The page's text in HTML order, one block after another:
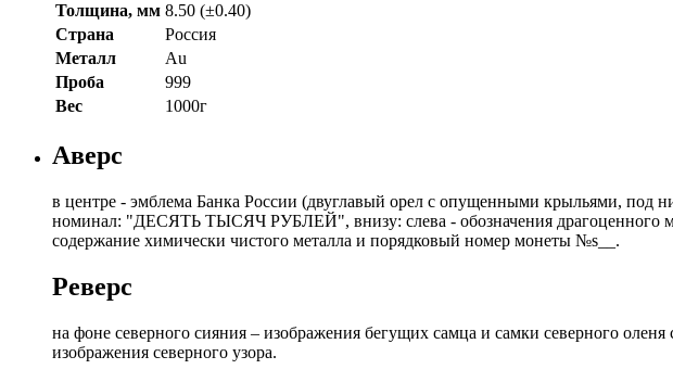
Толщина, мм 8.50 (±0.40)
Страна
Россия
Металл
Au
Проба
999
Вес
1000г
Аверс
в центре - эмблема Банка России (двуглавый орел с опущенными крыльями,
номинал: "ДЕСЯТЬ ТЫСЯЧ РУБЛЕЙ", внизу: слева - обозначения драгоценного
содержание химически чистого металла и порядковый номер монеты №s__.
Реверс
на фоне северного сияния – изображения бегущих самца и самки северного
изображения северного узора.